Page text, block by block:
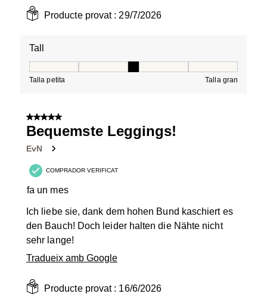
Producte provat :29/7/2026
Tall
Talla petita Talla gran
5 de 5 estrelles.
Bequemste Leggings!
EvN
COMPRADOR VERIFICAT
fa un mes
Ich liebe sie, dank dem hohen Bund kaschiert es
den Bauch! Doch leider halten die Nähte nicht
sehr lange!
Tradueix amb Google
Producte provat : 16/6/2026